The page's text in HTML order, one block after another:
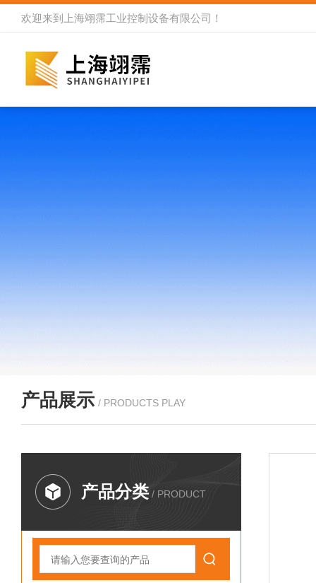
欢迎来到 上海翊霈工业控制设备有限公司 ！
产品展示 / PRODUCTS PLAY
产品分类 / PRODUCT